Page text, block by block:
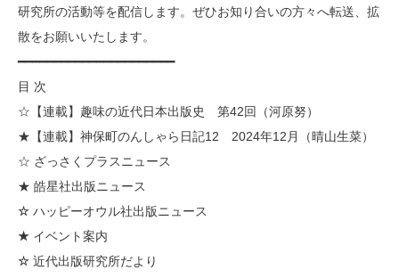
研究所の活動等を配信します。ぜひお知り合いの方々へ転送、拡
散をお願いいたします。
━━━━━━━━━━━━━━━━━━━━━━
目 次
☆【連載】趣味の近代日本出版史 第42回（河原努）
★【連載】神保町のんしゃら日記12 2024年12月（晴山生菜）
☆ ざっさくプラスニュース
★ 皓星社出版ニュース
☆ ハッピーオウル社出版ニュース
★ イベント案内
☆ 近代出版研究所だより